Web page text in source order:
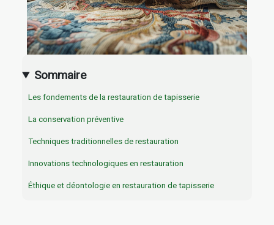
Sommaire
Les fondements de la restauration de tapisserie
La conservation préventive
Techniques traditionnelles de restauration
Innovations technologiques en restauration
Éthique et déontologie en restauration de tapisserie